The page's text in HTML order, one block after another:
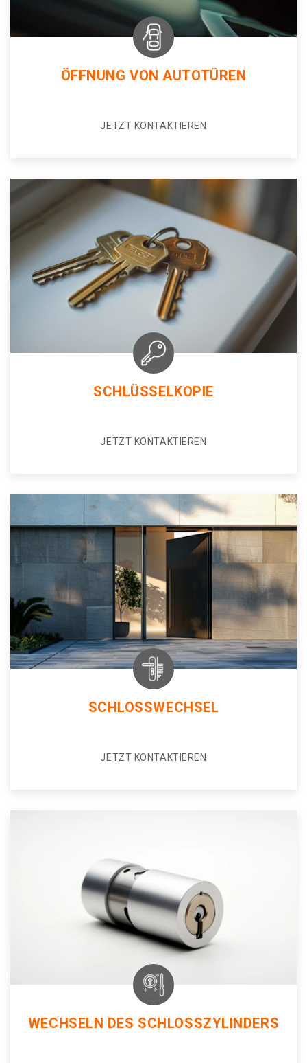
ÖFFNUNG VON AUTOTÜREN
JETZT KONTAKTIEREN
SCHLÜSSELKOPIE
JETZT KONTAKTIEREN
SCHLOSSWECHSEL
JETZT KONTAKTIEREN
WECHSELN DES SCHLOSSZYLINDERS